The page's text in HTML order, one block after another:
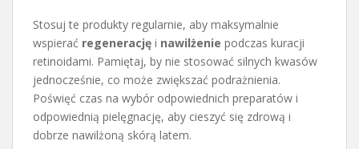
Stosuj te produkty regularnie, aby maksymalnie
wspierać regenerację i nawilżenie podczas kuracji
retinoidami. Pamiętaj, by nie stosować silnych kwasów
jednocześnie, co może zwiększać podrażnienia.
Poświęć czas na wybór odpowiednich preparatów i
odpowiednią pielęgnację, aby cieszyć się zdrową i
dobrze nawilżoną skórą latem.